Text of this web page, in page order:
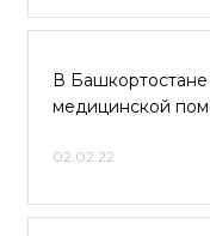
В Башкортостане
медицинской
02.02.22